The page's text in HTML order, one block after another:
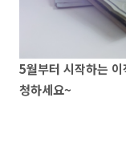
5월부터 시작하는
청하세요~